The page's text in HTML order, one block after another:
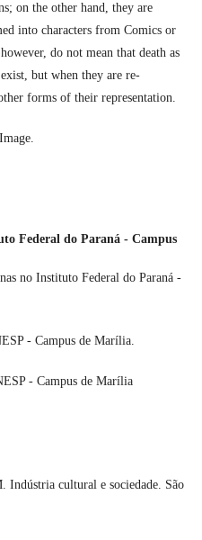
on the other hand, they are
into characters from Comics or
do not mean that death as
but when they are re-
forms of their representation.
Federal do Paraná - Campus
no Instituto Federal do Paraná -
- Campus de Marília.
- Campus de Marília
cultural e sociedade. São